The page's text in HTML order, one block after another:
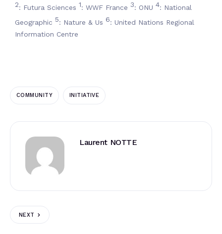
2: Futura Sciences 1: WWF France 3: ONU 4: National
Geographic 5: Nature & Us 6: United Nations Regional
Information Centre
COMMUNITY INITIATIVE
Laurent NOTTE
NEXT